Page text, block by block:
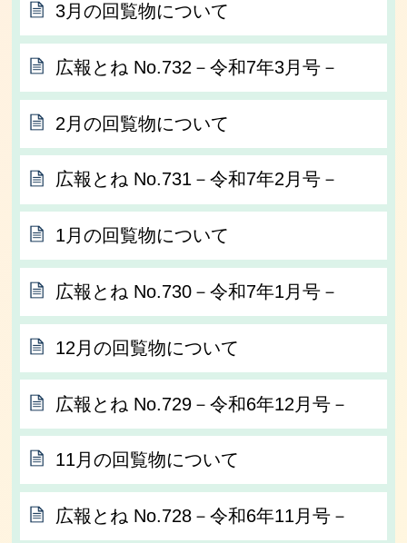
3月の回覧物について
広報とね No.732－令和7年3月号－
2月の回覧物について
広報とね No.731－令和7年2月号－
1月の回覧物について
広報とね No.730－令和7年1月号－
12月の回覧物について
広報とね No.729－令和6年12月号－
11月の回覧物について
広報とね No.728－令和6年11月号－